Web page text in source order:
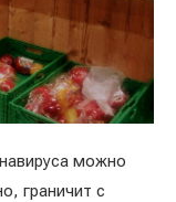
можно
граничит с